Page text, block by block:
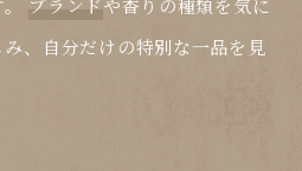
ブランドや香りの種類を気に
、自分だけの特別な一品を見